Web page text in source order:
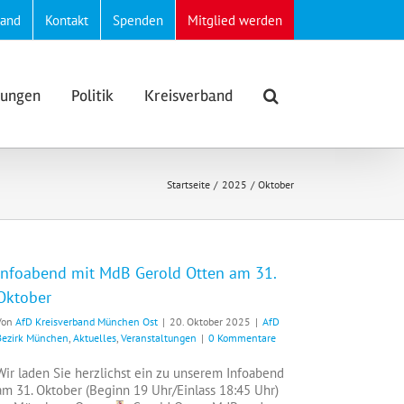
Kontakt Spenden Mitglied werden
Politik Kreisverband
Startseite 2025 Oktober
mit MdB Gerold Otten am 31.
AfD Kreisverband München Ost | 20. Oktober 2025 | AfD
München, Aktuelles, Veranstaltungen | 0 Kommentare
laden Sie herzlichst ein zu unserem Infoabend
31. Oktober (Beginn 19 Uhr/Einlass 18:45 Uhr)